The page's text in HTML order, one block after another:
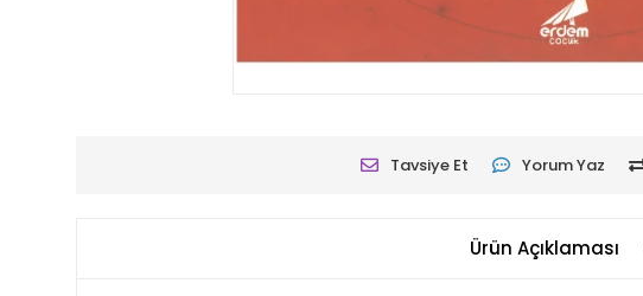
Tavsiye Et Yorum Yaz
Ürün Açıklaması